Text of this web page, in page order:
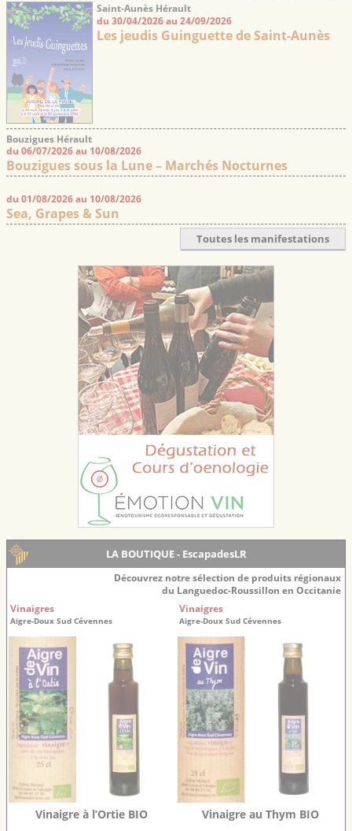
Saint-Aunès Hérault
du 30/04/2026 au 24/09/2026
Les jeudis Guinguette de Saint-Aunès
Bouzigues Hérault
du 06/07/2026 au 10/08/2026
Bouzigues sous la Lune – Marchés Nocturnes
du 01/08/2026 au 10/08/2026
Sea, Grapes & Sun
Toutes les manifestations
LA BOUTIQUE - EscapadesLR
Découvrez notre sélection de produits régionaux
du Languedoc-Roussillon en Occitanie
Vinaigres
Aigre-Doux Sud Cévennes
Vinaigre à l’Ortie BIO
Vinaigres
Aigre-Doux Sud Cévennes
Vinaigre au Thym BIO